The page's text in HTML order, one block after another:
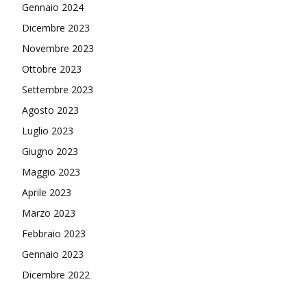
Gennaio 2024
Dicembre 2023
Novembre 2023
Ottobre 2023
Settembre 2023
Agosto 2023
Luglio 2023
Giugno 2023
Maggio 2023
Aprile 2023
Marzo 2023
Febbraio 2023
Gennaio 2023
Dicembre 2022